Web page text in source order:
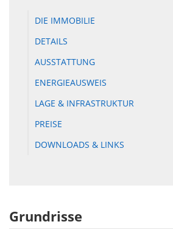
DIE IMMOBILIE
DETAILS
AUSSTATTUNG
ENERGIEAUSWEIS
LAGE & INFRASTRUKTUR
PREISE
DOWNLOADS & LINKS
Grundrisse